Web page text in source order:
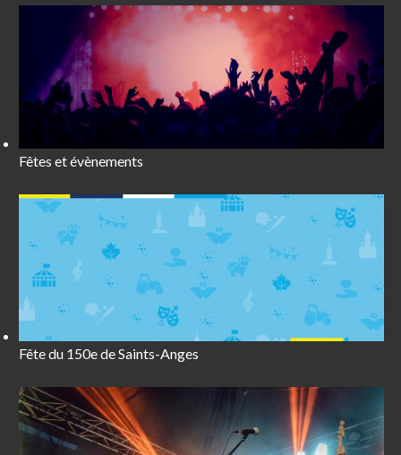
Fêtes et évènements
Fête du 150e de Saints-Anges